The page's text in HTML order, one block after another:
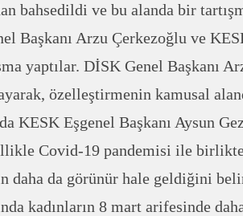
bahsedildi ve bu alanda bir
Başkanı Arzu Çerkezoğlu ve
yaptılar. DİSK Genel Başkanı
özelleştirmenin kamusal
KESK Eşgenel Başkanı Aysun
Covid-19 pandemisi ile
daha da görünür hale geldiğini
kadınların 8 mart arifesinde